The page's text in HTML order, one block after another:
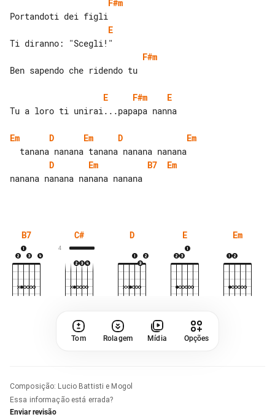
F#m
E
F#m
Ben sapendo che ridendo tu
E F#m
E
Tu a loro ti unirai...papapa nanna
Em D Em D
Em
D
Em B7
Em
nanana nanana nanana nanana
B7 C#
4
D E Em
Tom Rolagem Mídia Opções
Composição: Lucio Battisti e Mogol
Essa informação está errada?
Enviar revisão